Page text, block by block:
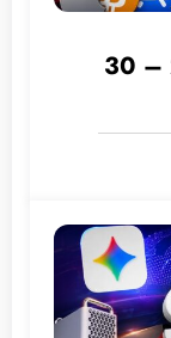
أخبار على الهامش الأسبوع 24 – 30